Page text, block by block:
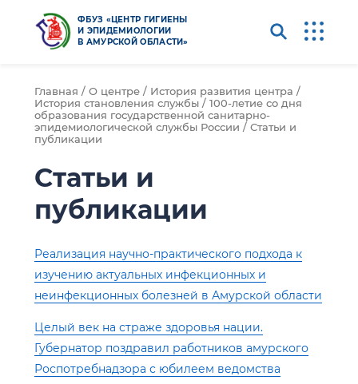
ФБУЗ «ЦЕНТР ГИГИЕНЫ
И ЭПИДЕМИОЛОГИИ
В АМУРСКОЙ ОБЛАСТИ»
Главная / О центре / История развития центра /
История становления службы / 100-летие со дня
образования государственной санитарно-
эпидемиологической службы России / Статьи и
публикации
Статьи и
публикации
Реализация научно-практического подхода к
изучению актуальных инфекционных и
неинфекционных болезней в Амурской области
Целый век на страже здоровья нации.
Губернатор поздравил работников амурского
Роспотребнадзора с юбилеем ведомства